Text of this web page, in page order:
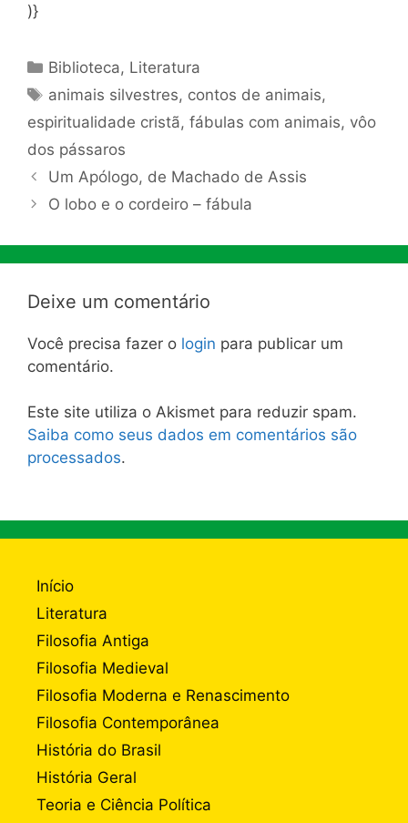
)}
Categorias
Biblioteca, Literatura
Tags
animais silvestres, contos de animais,
espiritualidade cristã, fábulas com animais, vôo
dos pássaros
Um Apólogo, de Machado de Assis
O lobo e o cordeiro – fábula
Deixe um comentário
Você precisa fazer o login para publicar um
comentário.
Este site utiliza o Akismet para reduzir spam.
Saiba como seus dados em comentários são
processados.
Início
Literatura
Filosofia Antiga
Filosofia Medieval
Filosofia Moderna e Renascimento
Filosofia Contemporânea
História do Brasil
História Geral
Teoria e Ciência Política